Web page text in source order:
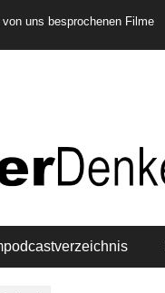
uns besprochenen Filme